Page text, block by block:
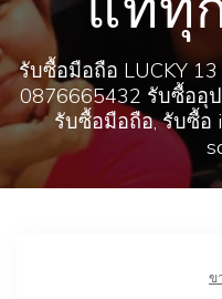
รับซื้อมือถือ LUCKY
0876665432 รับซื้ออุ
รับซื้อมือถือ, รับซื้อ
ข